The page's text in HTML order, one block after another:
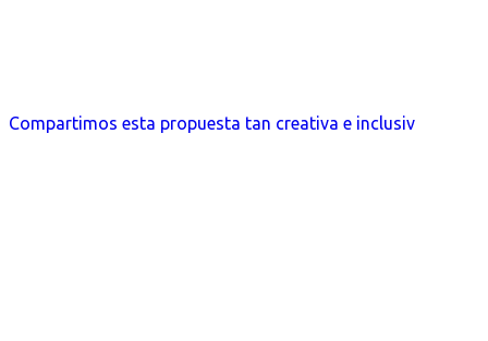
Compartimos esta propuesta tan creativa e inclusiv